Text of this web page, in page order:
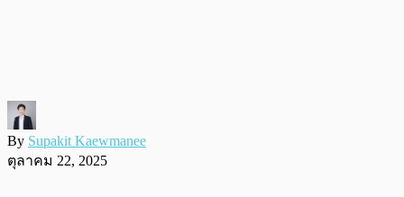
By Supakit Kaewmanee
ตุลาคม 22, 2025